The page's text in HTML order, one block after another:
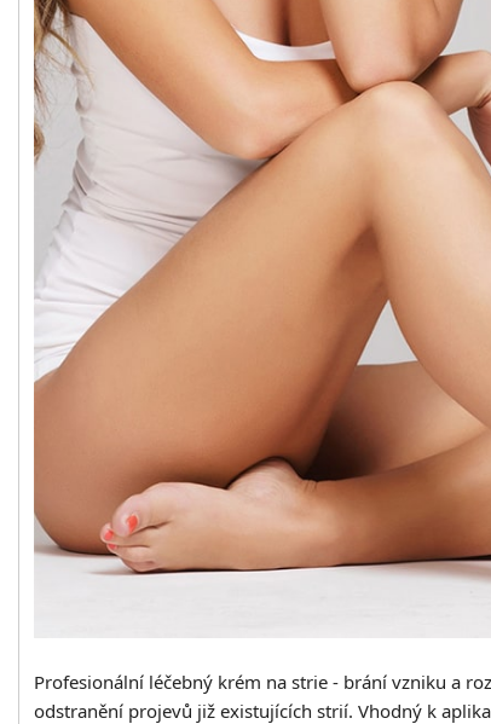
Profesionální léčebný krém na strie - brání vzniku a
odstranění projevů již existujících strií. Vhodný k